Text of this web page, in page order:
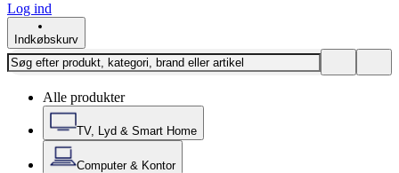
Log ind
Indkøbskurv
Alle produkter
TV, Lyd & Smart Home
Computer & Kontor